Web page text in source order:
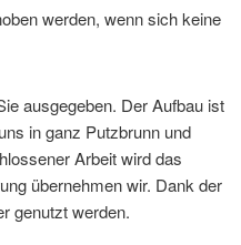
werden, wenn sich keine
ausgegeben. Der Aufbau ist
in ganz Putzbrunn und
Arbeit wird das
übernehmen wir. Dank der
genutzt werden.